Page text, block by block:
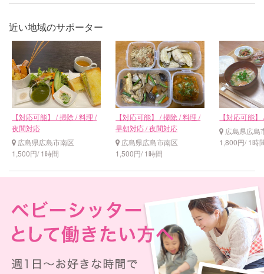
近い地域のサポーター
【対応可能】 / 掃除 / 料理 /
夜間対応
広島県広島市南区
1,500円/ 1時間
【対応可能】 / 掃除 / 料理 /
早朝対応 / 夜間対応
広島県広島市南区
1,500円/ 1時間
【対応可能
広島県広島
1,800円/ 1時